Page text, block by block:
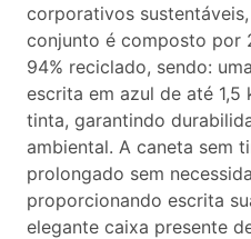
corporativos
conjunto é composto por
94% reciclado, sendo:
escrita em azul de até 1,5
tinta, garantindo
ambiental. A caneta sem
prolongado sem
proporcionando escrita
elegante caixa presente